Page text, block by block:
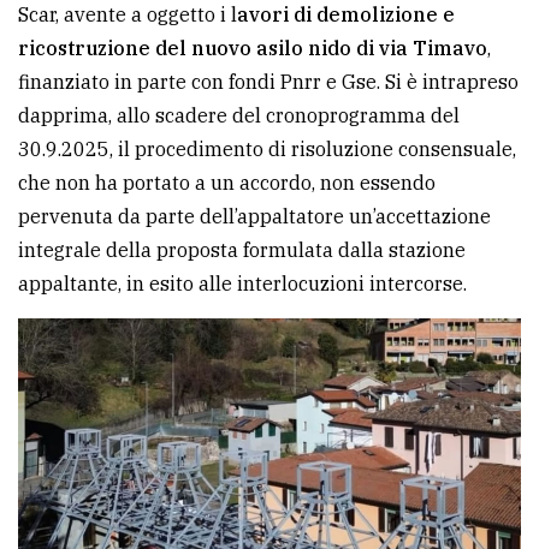
Cerca
per
comune
Ricerca
avanzata
ALTRE
TESTATE
PRIVACY
Scar, avente a oggetto i lavori di demolizione e
ricostruzione del nuovo asilo nido di via Timavo,
finanziato in parte con fondi Pnrr e Gse. Si è intrapreso
dapprima, allo scadere del cronoprogramma del
30.9.2025, il procedimento di risoluzione consensuale,
che non ha portato a un accordo, non essendo
pervenuta da parte dell’appaltatore un’accettazione
integrale della proposta formulata dalla stazione
appaltante, in esito alle interlocuzioni intercorse.